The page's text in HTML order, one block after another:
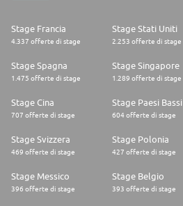
Stage Francia
4.337 offerte di stage
Stage Stati Uniti
2.253 offerte di stage
Stage Spagna
1.475 offerte di stage
Stage Singapore
1.289 offerte di stage
Stage Cina
707 offerte di stage
Stage Paesi Bassi
604 offerte di stage
Stage Svizzera
469 offerte di stage
Stage Polonia
427 offerte di stage
Stage Messico
396 offerte di stage
Stage Belgio
393 offerte di stage